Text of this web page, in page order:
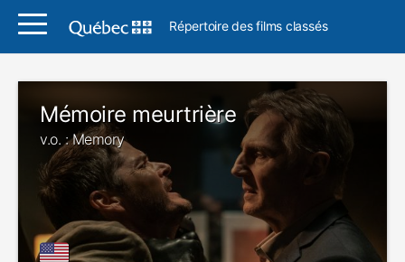
Répertoire des films classés
Mémoire meurtrière
v.o. : Memory